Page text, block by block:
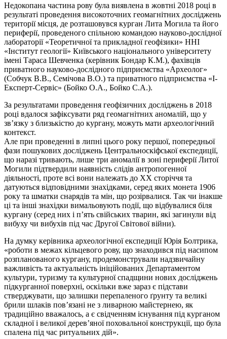
Недокопана частина рову була виявлена в жовтні 2018 році в
результаті проведення високоточних геомагнітних досліджень
території місця, де розташовувся курган Лита Могила та його
периферії, проведеного спільною командою науково-дослідної
лабораторії «Теоретичної та прикладної геофізики» ННІ
«Інститут геології» Київського національного університету
імені Тараса Шевченка (керівник Бондар К.М.), фахівців
приватного науково-дослідного підприємства «Археолог»
(Собчук В.В., Семічова В.О.) та приватного підприємства «І-
Експерт-Сервіс» (Бойко О.А., Бойко С.А.).
За результатами проведення геофізичних досліджень в 2018
році вдалося зафіксувати ряд геомагнітних аномалій, що у
зв’язку з близькістю до кургану, можуть мати археологічний
контекст.
Але при проведенні в липні цього року першої, попередньої
фази пошукових досліджень Центральноскіфської експедиції,
що наразі тривають, лише три аномалії в зоні периферії Литої
Могили підтвердили наявність слідів антропогенної
діяльності, проте всі вони належать до ХХ сторіччя та
датуються відповідними знахідками, серед яких монета 1906
року та шматки снарядів та мін, що розірвалися. Так чи інакше
ці та інші знахідки вимальовують події, що відбувалися біля
кургану (серед них і п’ять свійських тварин, які загинули від
вибуху чи вибухів під час Другої Світової війни).
На думку керівника археологічної експедиції Юрія Болтрика,
«роботи в межах кільцевого рову, що знаходився під насипом
розпланованого кургану, продемонстрували надзвичайну
важливість та актуальність ініційованих Департаментом
культури, туризму та культурної спадщини нових досліджень
підкурганної поверхні, оскільки вже зараз є підстави
стверджувати, що залишки перепаленого ґрунту та великі
брили шлаків пов’язані не з ливарною майстернею, як
традиційно вважалось, а є свідченням існування під курганом
складної і великої дерев’яної поховальної конструкції, що була
спалена під час ритуальних дій».